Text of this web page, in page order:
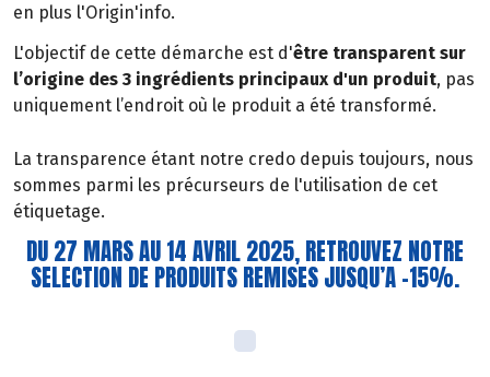
en plus l'Origin'info.
L'objectif de cette démarche est d'être transparent sur
l’origine des 3 ingrédients principaux d'un produit, pas
uniquement l’endroit où le produit a été transformé.
La transparence étant notre credo depuis toujours, nous
sommes parmi les précurseurs de l'utilisation de cet
étiquetage.
DU 27 MARS AU 14 AVRIL 2025, RETROUVEZ NOTRE
SELECTION DE PRODUITS REMISES JUSQU’A -15%.